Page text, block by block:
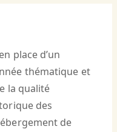
place d’un
thématique et
la qualité
des
de